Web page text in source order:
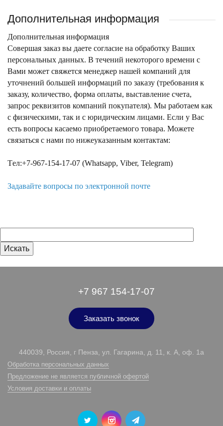
Дополнительная информация
Дополнительная информация
Совершая заказ вы даете согласие на обработку Ваших
персональных данных. В течений некоторого времени с
Вами может свяжется менеджер нашей компаний для
уточнений большей информаций по заказу (требования к
заказу, количество, форма оплаты, выставление счета,
запрос реквизитов компаний покупателя). Мы работаем как
с физическими, так и с юридическим лицами. Если у Вас
есть вопросы касаемо приобретаемого товара. Можете
связаться с нами по нижеуказанным контактам:
Tел:+7-967-154-17-07 (Whatsapp, Viber, Telegram)
Задавайте вопросы по электронной почте
+7 967 154-17-07
Заказать звонок
440039, Россия, г Пенза, ул. Гагарина, д. 11, к. А, оф. 1а
Обработка персональных данных
Предложение не является публичной офертой
Условия доставки и оплаты